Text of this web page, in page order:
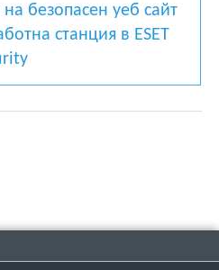
безопасен уеб сайт
станция в ESET